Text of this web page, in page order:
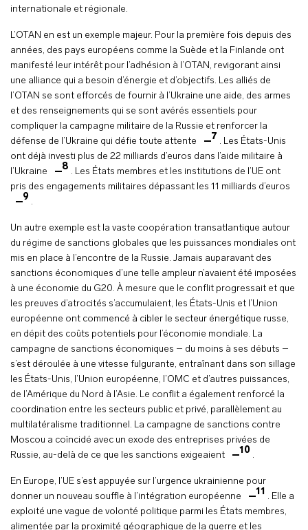
internationale et régionale.
L’OTAN en est un exemple majeur. Pour la première fois depuis des
années, des pays européens comme la Suède et la Finlande ont
manifesté leur intérêt pour l’adhésion à l’OTAN, revigorant ainsi
une alliance qui a besoin d’énergie et d’objectifs. Les alliés de
l’OTAN se sont efforcés de fournir à l’Ukraine une aide, des armes
et des renseignements qui se sont avérés essentiels pour
compliquer la campagne militaire de la Russie et renforcer la
défense de l’Ukraine qui défie toute attente
7 . Les États-Unis
ont déjà investi plus de 22 milliards d’euros dans l’aide militaire à
l’Ukraine
8 . Les États membres et les institutions de l’UE ont
pris des engagements militaires dépassant les 11 milliards d’euros
9 .
Un autre exemple est la vaste coopération transatlantique autour
du régime de sanctions globales que les puissances mondiales ont
mis en place à l’encontre de la Russie. Jamais auparavant des
sanctions économiques d’une telle ampleur n’avaient été imposées
à une économie du G20. À mesure que le conflit progressait et que
les preuves d’atrocités s’accumulaient, les États-Unis et l’Union
européenne ont commencé à cibler le secteur énergétique russe,
en dépit des coûts potentiels pour l’économie mondiale. La
campagne de sanctions économiques – du moins à ses débuts –
s’est déroulée à une vitesse fulgurante, entraînant dans son sillage
les États-Unis, l’Union européenne, l’OMC et d’autres puissances,
de l’Amérique du Nord à l’Asie. Le conflit a également renforcé la
coordination entre les secteurs public et privé, parallèlement au
multilatéralisme traditionnel. La campagne de sanctions contre
Moscou a coïncidé avec un exode des entreprises privées de
Russie, au-delà de ce que les sanctions exigeaient
10 .
En Europe, l’UE s’est appuyée sur l’urgence ukrainienne pour
donner un nouveau souffle à l’intégration européenne
11 . Elle a
exploité une vague de volonté politique parmi les États membres,
alimentée par la proximité géographique de la guerre et les